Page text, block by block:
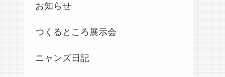
お知らせ
つくるところ展示会
ニャンズ日記